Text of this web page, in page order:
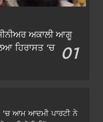
ਅਕਾਲੀ ਆਗੂ
ਹਿਰਾਸਤ ‘ਚ 01
‘ਚ ਆਮ ਆਦਮੀ ਪਾਰਟੀ ਨੇ